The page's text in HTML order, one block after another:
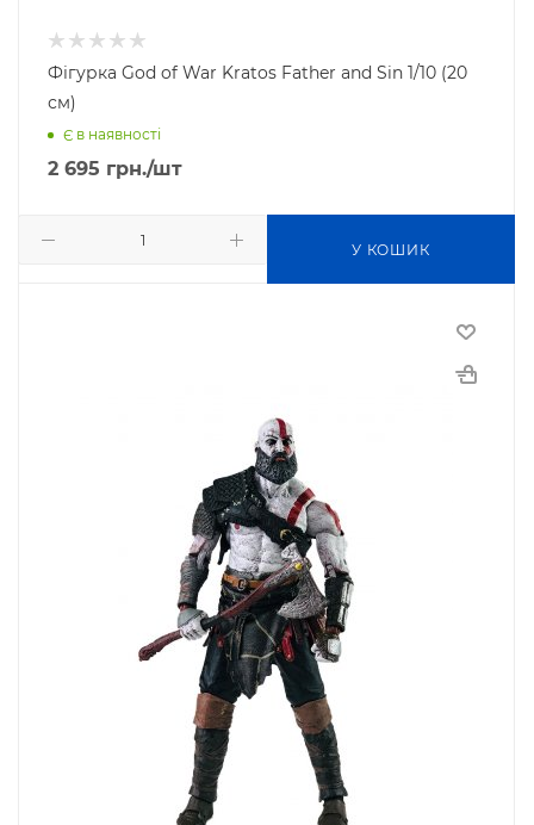
Фігурка God of War Kratos Father and Sin 1/10 (20
см)
Є в наявності
2 695 грн./шт
У КОШИК